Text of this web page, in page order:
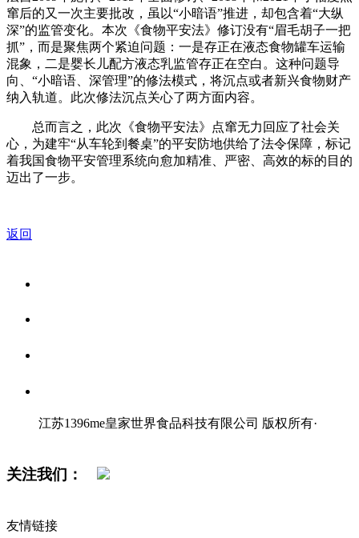
窜后的又一次主要批改，虽以“小暗语”推进，却包含着“大纵
深”的监管变化。本次《食物平安法》修订没有“眉毛胡子一把
抓”，而是聚焦两个紧迫问题：一是存正在液态食物罐车运输
混象，二是婴长儿配方液态乳监管存正在空白。这种问题导
向、“小暗语、深管理”的修法模式，将沉点或者新兴食物财产
纳入轨道。此次修法沉点关心了两方面内容。
总而言之，此次《食物平安法》点窜无力回应了社会关
心，为建牢“从车轮到餐桌”的平安防地供给了法令保障，标记
着我国食物平安管理系统向愈加精准、严密、高效的标的目的
迈出了一步。
返回
江苏1396me皇家世界食品科技有限公司 版权所有·
关注我们：
友情链接